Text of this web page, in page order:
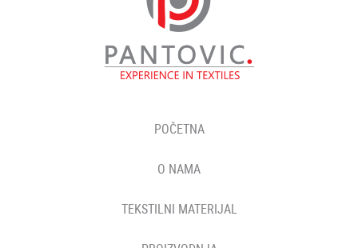
POČETNA
O NAMA
TEKSTILNI MATERIJAL